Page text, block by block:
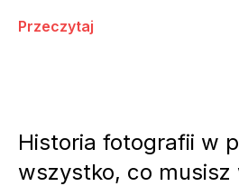
Przeczytaj
Historia fotografii w
wszystko, co musisz